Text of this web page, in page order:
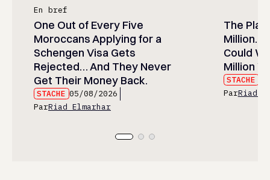
En bref
One Out of Every Five
Moroccans Applying for a
Schengen Visa Gets
Rejected… And They Never
Get Their Money Back.
STACHE 05/08/2026
ParRiad Elmarhar
The
Million…
Could
Million
STACHE
ParRiad